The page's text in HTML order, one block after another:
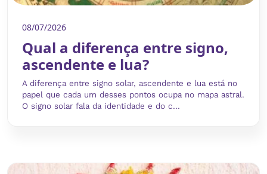
08/07/2026
Qual a diferença entre signo,
ascendente e lua?
A diferença entre signo solar, ascendente e lua está no
papel que cada um desses pontos ocupa no mapa astral.
O signo solar fala da identidade e do c...